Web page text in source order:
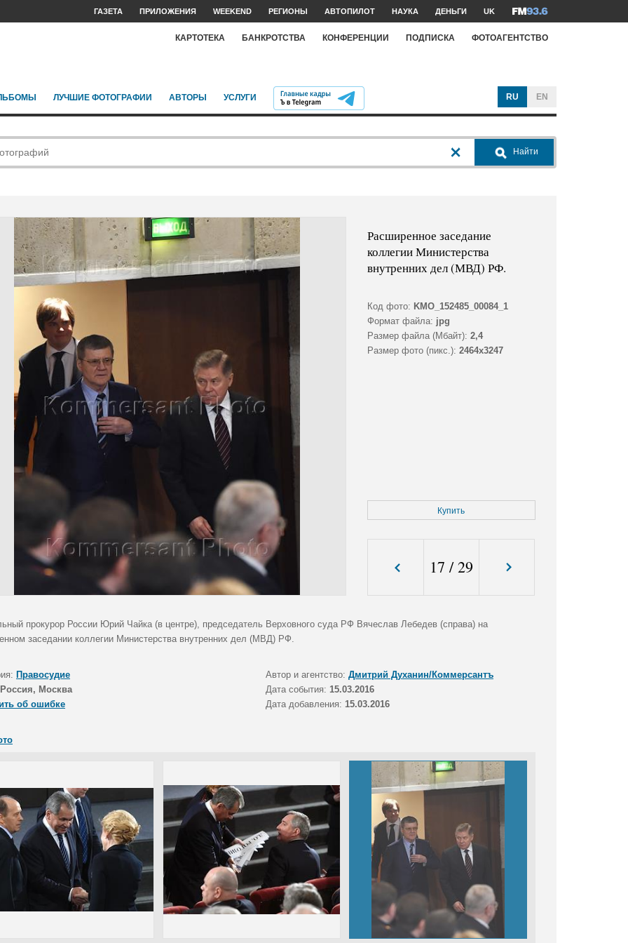
ГАЗЕТА ПРИЛОЖЕНИЯ WEEKEND РЕГИОНЫ АВТОПИЛОТ НАУКА ДЕНЬГИ UK
КАРТОТЕКА БАНКРОТСТВА КОНФЕРЕНЦИИ ПОДПИСКА ФОТОАГЕНТСТВО
ЛУЧШИЕ ФОТОГРАФИИ АВТОРЫ УСЛУГИ RU EN
Найти
Расширенное заседание
коллегии Министерства
внутренних дел (МВД) РФ.
Код фото: KMO_152485_00084_1
Формат файла: jpg
Размер файла (Мбайт): 2,4
Размер фото (пикс.): 2464x3247
Купить
17 /29
прокурор России Юрий Чайка (в центре), председатель Верховного суда РФ Вячеслав Лебедев (справа) на
заседании коллегии Министерства внутренних дел (МВД) РФ.
Правосудие Автор и агентство: Дмитрий Духанин/Коммерсантъ
Россия, Москва Дата события: 15.03.2016
об ошибке
Дата добавления: 15.03.2016